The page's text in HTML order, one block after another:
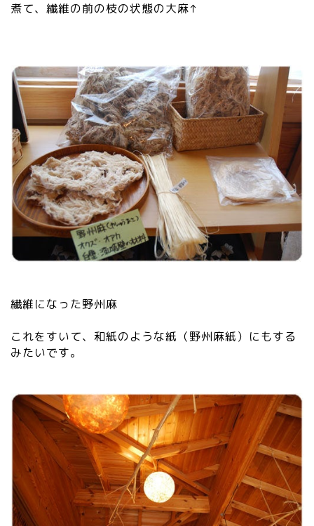
煮て、繊維の前の枝の状態の大麻↑
繊維になった野州麻
これをすいて、和紙のような紙（野州麻紙）にもする
みたいです。